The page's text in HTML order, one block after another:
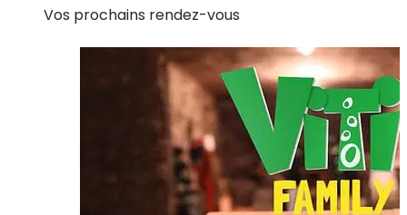
Vos prochains rendez-vous